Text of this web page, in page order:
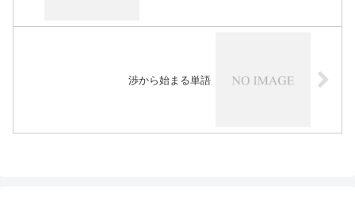
渉から始まる単語